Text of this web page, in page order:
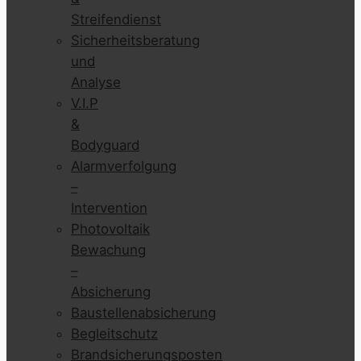
Streifendienst
Sicherheitsberatung
und
Analyse
V.I.P
&
Bodyguard
Alarmverfolgung
–
Intervention
Photovoltaik
Bewachung
–
Absicherung
Baustellenabsicherung
Begleitschutz
Brandsicherungsposten